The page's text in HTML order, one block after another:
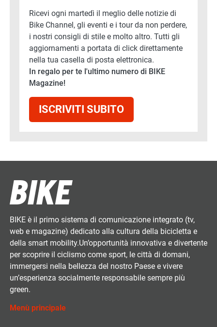
Ricevi ogni martedì il meglio delle notizie di
Bike Channel, gli eventi e i tour da non perdere,
i nostri consigli di stile e molto altro. Tutti gli
aggiornamenti a portata di click direttamente
nella tua casella di posta elettronica.
In regalo per te l'ultimo numero di BIKE
Magazine!
ISCRIVITI SUBITO
BIKE è il primo sistema di comunicazione integrato (tv,
web e magazine) dedicato alla cultura della bicicletta e
della smart mobility.Un’opportunità innovativa e divertente
per scoprire il ciclismo come sport, le città di domani,
immergersi nella bellezza del nostro Paese e vivere
un’esperienza socialmente responsabile sempre più
green.
Menù principale